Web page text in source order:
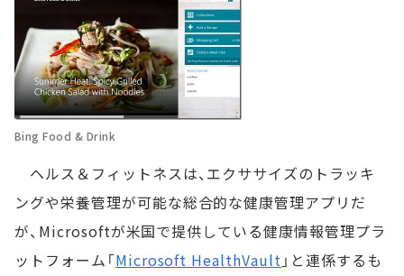
Bing Food & Drink
ヘルス＆フィットネスは、エクササイズのトラッキ
ングや栄養管理が可能な総合的な健康管理アプリだ
が、Microsoftが米国で提供している健康情報管理プラ
ットフォーム「Microsoft HealthVault 」と連係するも